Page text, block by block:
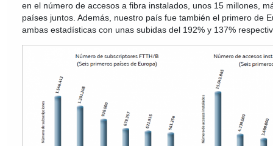
en el número de accesos a fibra instalados, unos 15 millones,
países juntos. Además, nuestro país fue también el primero de
ambas estadísticas con unas subidas del 192% y 137%